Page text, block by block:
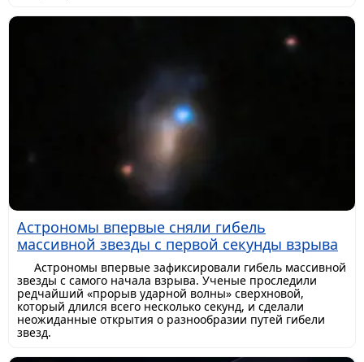
Астрономы впервые сняли гибель
массивной звезды с первой секунды взрыва
Астрономы впервые зафиксировали гибель массивной
звезды с самого начала взрыва. Ученые проследили
редчайший «прорыв ударной волны» сверхновой,
который длился всего несколько секунд, и сделали
неожиданные открытия о разнообразии путей гибели
звезд.